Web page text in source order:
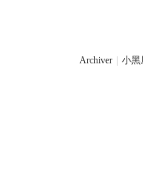
Archiver 小黑